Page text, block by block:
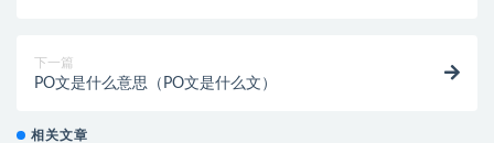
下一篇
PO文是什么意思（PO文是什么文）
相关文章